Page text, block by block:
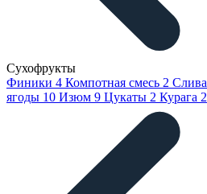
Сухофрукты
Финики 4 Компотная смесь 2 Слива
ягоды 10 Изюм 9 Цукаты 2 Курага 2